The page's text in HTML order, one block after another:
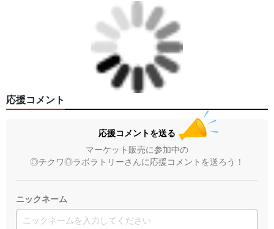
応援コメント
応援コメントを送る
マーケット販売に参加中の
◎チクワ◎ラボラトリーさんに応援コメントを送ろう！
ニックネーム